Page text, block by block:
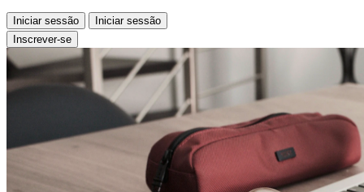
Iniciar sessão
Iniciar sessão
Inscrever-se